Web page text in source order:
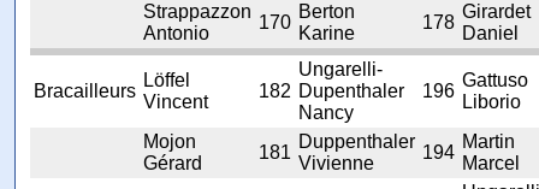
Strappazzon
Antonio
170
Berton
Karine
178
Girardet
Daniel
Bracailleurs
Löffel
Vincent
182
Ungarelli-
Dupenthaler
Nancy
196
Gattuso
Liborio
Mojon
Gérard
181
Duppenthaler
Vivienne
194
Martin
Marcel